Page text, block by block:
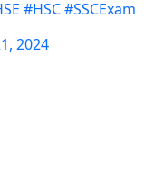
#HSC#SSCExam
2024